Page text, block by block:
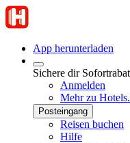
App herunterladen
Sichere dir
Anmelden
Mehr zu
Posteingang
Reisen buchen
Hilfe